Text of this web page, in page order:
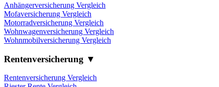
Anhängerversicherung Vergleich
Mofaversicherung Vergleich
Motorradversicherung Vergleich
Wohnwagenversicherung Vergleich
Wohnmobilversicherung Vergleich
Rentenversicherung ▼
Rentenversicherung Vergleich